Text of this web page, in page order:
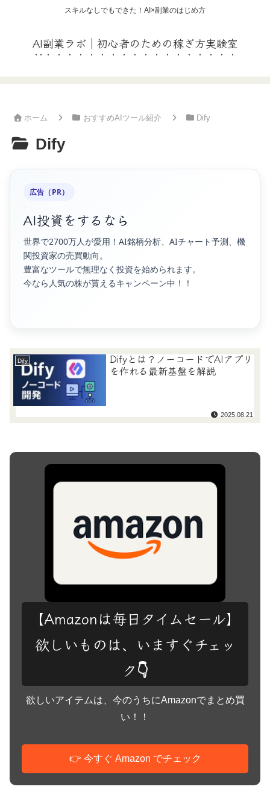
スキルなしでもできた！AI×副業のはじめ方
AI副業ラボ｜初心者のための稼ぎ方実験室
ホーム おすすめAIツール紹介 Dify
Dify
広告（PR）
AI投資をするなら
世界で2700万人が愛用！AI銘柄分析、AIチャート予測、機
関投資家の売買動向。
豊富なツールで無理なく投資を始められます。
今なら人気の株が貰えるキャンペーン中！！
Dify
Difyとは？ノーコードでAIアプリ
を作れる最新基盤を解説
2025.08.21
【Amazonは毎日タイムセール】
欲しいものは、いますぐチェッ
ク👇
欲しいアイテムは、今のうちにAmazonでまとめ買
い！！
👉 今すぐ Amazon でチェック